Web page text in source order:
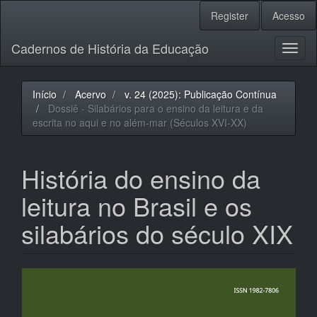
principal
Barra
Lateral
Register Acesso
Cadernos de História da Educação
Início Acervo
v. 24 (2025): Publicação Contínua
Dossiê - Silabários para o ensino da leitura e da
escrita no aqui e no além-mar (Séculos XVI-XX)
História do ensino da
leitura no Brasil e os
silabários do século XIX